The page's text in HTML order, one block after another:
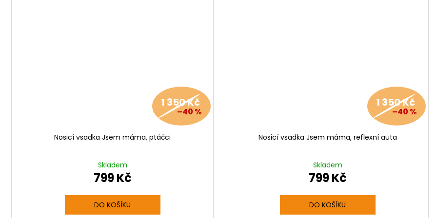
1 350 Kč
–40 %
Nosicí vsadka Jsem máma, ptáčci
Skladem
799 Kč
DO KOŠÍKU
1 350 Kč
–40 %
Nosicí vsadka Jsem máma, reflexní auta
Skladem
799 Kč
DO KOŠÍKU